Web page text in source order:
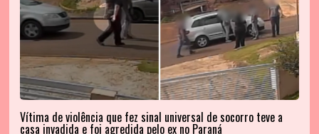
Vítima de violência que fez sinal universal de socorro teve a
casa invadida e foi agredida pelo ex no Paraná